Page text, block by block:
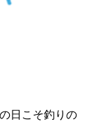
日こそ釣りの